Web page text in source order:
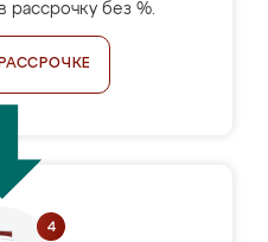
рассрочку без %.